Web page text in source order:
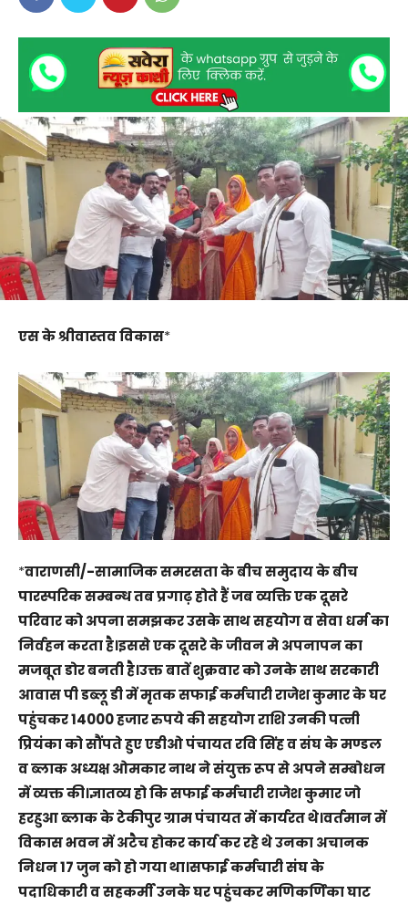
एस के श्रीवास्तव विकास*
*वाराणसी/-सामाजिक समरसता के बीच समुदाय के बीच
पारस्परिक सम्बन्ध तब प्रगाढ़ होते हैं जब व्यक्ति एक दूसरे
परिवार को अपना समझकर उसके साथ सहयोग व सेवा धर्म का
निर्वहन करता है।इससे एक दूसरे के जीवन मे अपनापन का
मजबूत डोर बनती है।उक्त बातें शुक्रवार को उनके साथ सरकारी
आवास पी डब्लू डी में मृतक सफाई कर्मचारी राजेश कुमार के घर
पहुंचकर 14000 हजार रुपये की सहयोग राशि उनकी पत्नी
प्रियंका को सौंपते हुए एडीओ पंचायत रवि सिंह व संघ के मण्डल
व ब्लाक अध्यक्ष ओमकार नाथ ने संयुक्त रूप से अपने सम्बोधन
में व्यक्त की।ज्ञातव्य हो कि सफाई कर्मचारी राजेश कुमार जो
हरहुआ ब्लाक के टेकीपुर ग्राम पंचायत में कार्यरत थे।वर्तमान में
विकास भवन में अटैच होकर कार्य कर रहे थे उनका अचानक
निधन 17 जुन को हो गया था।सफाई कर्मचारी संघ के
पदाधिकारी व सहकर्मी उनके घर पहुंचकर मणिकर्णिका घाट